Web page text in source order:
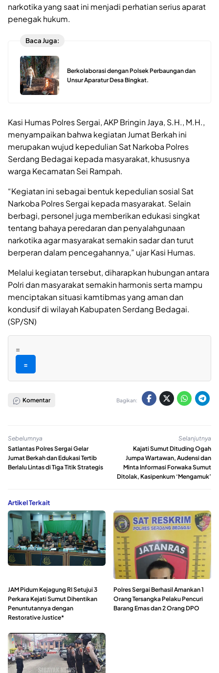
narkotika yang saat ini menjadi perhatian serius aparat
penegak hukum.
Baca Juga:
Berkolaborasi dengan Polsek Perbaungan dan
Unsur Aparatur Desa Bingkat.
Kasi Humas Polres Sergai, AKP Bringin Jaya, S.H., M.H.,
menyampaikan bahwa kegiatan Jumat Berkah ini
merupakan wujud kepedulian Sat Narkoba Polres
Serdang Bedagai kepada masyarakat, khususnya
warga Kecamatan Sei Rampah.
“Kegiatan ini sebagai bentuk kepedulian sosial Sat
Narkoba Polres Sergai kepada masyarakat. Selain
berbagi, personel juga memberikan edukasi singkat
tentang bahaya peredaran dan penyalahgunaan
narkotika agar masyarakat semakin sadar dan turut
berperan dalam pencegahannya,” ujar Kasi Humas.
Melalui kegiatan tersebut, diharapkan hubungan antara
Polri dan masyarakat semakin harmonis serta mampu
menciptakan situasi kamtibmas yang aman dan
kondusif di wilayah Kabupaten Serdang Bedagai.
(SP/SN)
=
=
Komentar Bagikan:
Sebelumnya
Satlantas Polres Sergai Gelar
Jumat Berkah dan Edukasi Tertib
Berlalu Lintas di Tiga Titik Strategis
Selanjutnya
Kajati Sumut Dituding Ogah
Jumpa Wartawan, Audensi dan
Minta Informasi Forwaka Sumut
Ditolak, Kasipenkum ‘Mengamuk’
Artikel Terkait
JAM Pidum Kejagung RI Setujui 3
Perkara Kejati Sumut Dihentikan
Penuntutannya dengan
Restorative Justice*
Polres Sergai Berhasil Amankan 1
Orang Tersangka Pelaku Pencuri
Barang Emas dan 2 Orang DPO